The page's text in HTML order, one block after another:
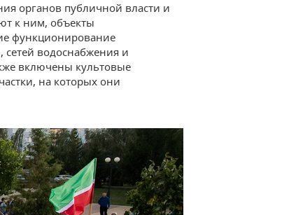
органов публичной власти и
к ним, объекты
функционирование
сетей водоснабжения и
включены культовые
на которых они